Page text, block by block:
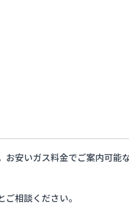
安いガス料金でご案内可能
相談ください。